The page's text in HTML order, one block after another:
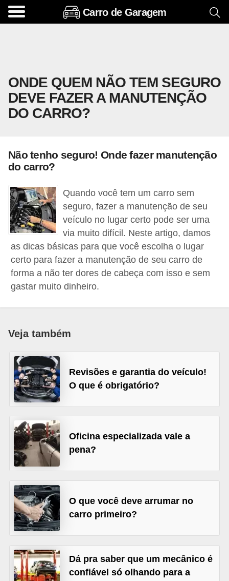
Carro de Garagem
ONDE QUEM NÃO TEM SEGURO
DEVE FAZER A MANUTENÇÃO
DO CARRO?
Não tenho seguro! Onde fazer manutenção
do carro?
Quando você tem um carro sem
seguro, fazer a manutenção de seu
veículo no lugar certo pode ser uma
via muito difícil. Neste artigo, damos
as dicas básicas para que você escolha o lugar
certo para fazer a manutenção de seu carro de
forma a não ter dores de cabeça com isso e sem
gastar muito dinheiro.
Veja também
Revisões e garantia do veículo!
O que é obrigatório?
Oficina especializada vale a
pena?
O que você deve arrumar no
carro primeiro?
Dá pra saber que um mecânico é
confiável só olhando para a
A
s
ó
r
s
o
p
c
o
n
a
A
t
o
m
v
e
i
e
v
e
í
c
u